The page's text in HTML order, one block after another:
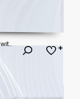
Futuristic dark blue abstract background with soft glowing wave gradients..vector illustration.